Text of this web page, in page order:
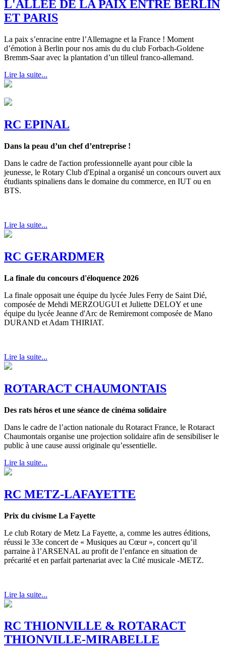
L'ALLEE DE LA PAIX ENTRE BERLIN
ET PARIS
La paix s’enracine entre l’Allemagne et la France ! Moment
d’émotion à Berlin pour nos amis du du club Forbach-Goldene
Bremm-Saar avec la plantation d’un tilleul franco-allemand.
Lire la suite...
RC EPINAL
Dans la peau d’un chef d’entreprise !
Dans le cadre de l'action professionnelle ayant pour cible la
jeunesse, le Rotary Club d'Epinal a organisé un concours ouvert aux
étudiants spinaliens dans le domaine du commerce, en IUT ou en
BTS.
Lire la suite...
RC GERARDMER
La finale du concours d'éloquence 2026
La finale opposait une équipe du lycée Jules Ferry de Saint Dié,
composée de Mehdi MERZOUGUI et Juliette DELOY et une
équipe du lycée Jeanne d'Arc de Remiremont composée de Mano
DURAND et Adam THIRIAT.
Lire la suite...
ROTARACT CHAUMONTAIS
Des rats héros et une séance de cinéma solidaire
Dans le cadre de l’action nationale du Rotaract France, le Rotaract
Chaumontais organise une projection solidaire afin de sensibiliser le
public à une cause aussi originale qu’essentielle.
Lire la suite...
RC METZ-LAFAYETTE
Prix du civisme La Fayette
Le club Rotary de Metz La Fayette, a, comme les autres éditions,
réussi le 33e concert de « Musiques au Cœur », concert qu’il
parraine à l’ARSENAL au profit de l’enfance en situation de
précarité et en parfait partenariat avec la Cité musicale -METZ.
Lire la suite...
RC THIONVILLE & ROTARACT
THIONVILLE-MIRABELLE